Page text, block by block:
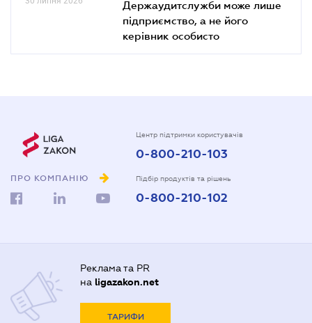
Держаудитслужби може лише
підприємство, а не його
керівник особисто
ПРО КОМПАНІЮ
Центр підтримки користувачів
0-800-210-103
Підбір продуктів та рішень
0-800-210-102
Реклама та PR
на ligazakon.net
ТАРИФИ